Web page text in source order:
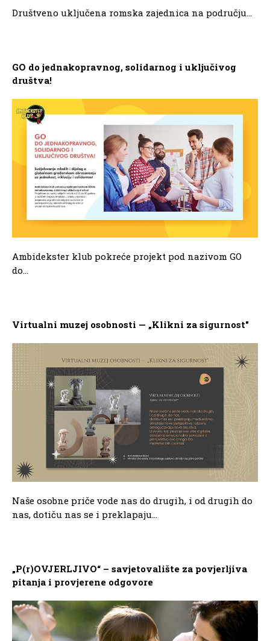
Društveno uključena romska zajednica na području...
GO do jednakopravnog, solidarnog i uključivog
društva!
Ambidekster klub pokreće projekt pod nazivom GO
do...
Virtualni muzej osobnosti — „Klikni za sigurnost"
Naše osobne priče vode nas do drugih, i od drugih do
nas, dotiču nas se i preklapaju...
„P(r)OVJERLJIVO“ – savjetovalište za povjerljiva
pitanja i provjerene odgovore